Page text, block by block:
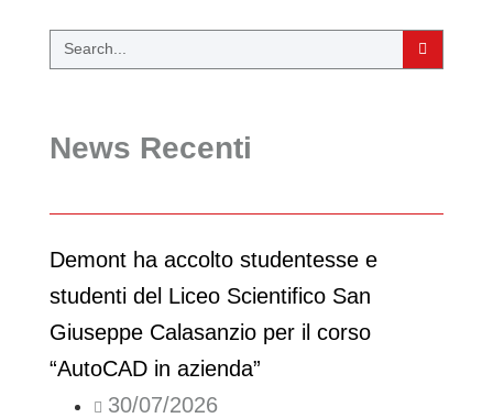
News Recenti
Demont ha accolto studentesse e
studenti del Liceo Scientifico San
Giuseppe Calasanzio per il corso
“AutoCAD in azienda”
30/07/2026